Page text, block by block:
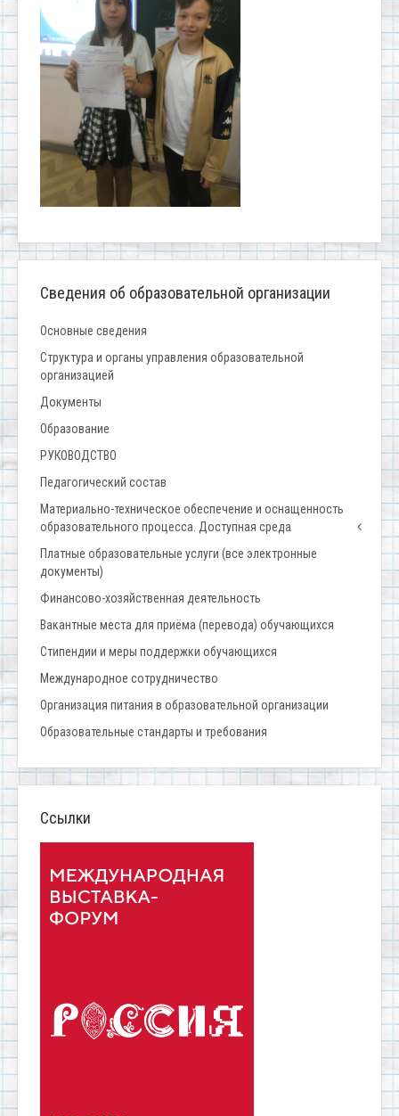
Сведения об образовательной организации
Основные сведения
Структура и органы управления образовательной
организацией
Документы
Образование
РУКОВОДСТВО
Педагогический состав
Материально-техническое обеспечение и оснащенность
образовательного процесса. Доступная среда
Платные образовательные услуги (все электронные
документы)
Финансово-хозяйственная деятельность
Вакантные места для приёма (перевода) обучающихся
Стипендии и меры поддержки обучающихся
Международное сотрудничество
Организация питания в образовательной организации
Образовательные стандарты и требования
Ссылки